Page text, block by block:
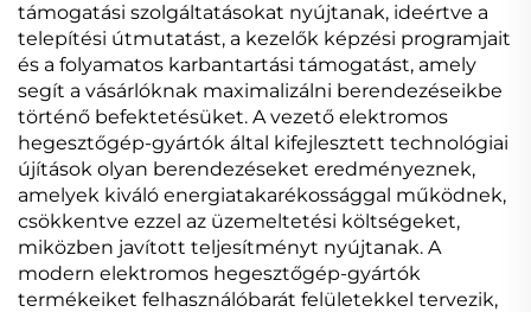
támogatási szolgáltatásokat nyújtanak, ideértve a
telepítési útmutatást, a kezelők képzési programjait
és a folyamatos karbantartási támogatást, amely
segít a vásárlóknak maximalizálni berendezéseikbe
történő befektetésüket. A vezető elektromos
hegesztőgép-gyártók által kifejlesztett technológiai
újítások olyan berendezéseket eredményeznek,
amelyek kiváló energiatakarékossággal működnek,
csökkentve ezzel az üzemeltetési költségeket,
miközben javított teljesítményt nyújtanak. A
modern elektromos hegesztőgép-gyártók
termékeiket felhasználóbarát felületekkel tervezik,